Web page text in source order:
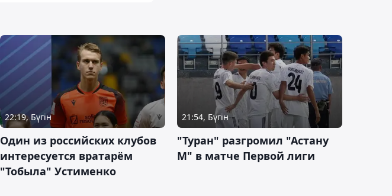
22:19, Бүгін
Один из российских клубов
интересуется вратарём
"Тобыла" Устименко
21:54, Бүгін
"Туран" разгромил "Астану
М" в матче Первой лиги